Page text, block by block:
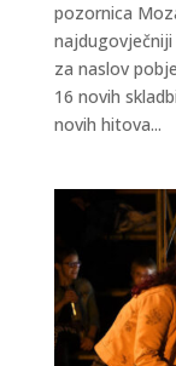
pozornica
za naslov
16 novih
novih hitova...